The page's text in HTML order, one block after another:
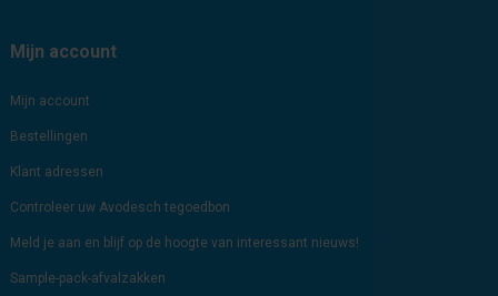
Mijn account
Mijn account
Bestellingen
Klant adressen
Controleer uw Avodesch tegoedbon
Meld je aan en blijf op de hoogte van interessant nieuws!
Sample-pack-afvalzakken